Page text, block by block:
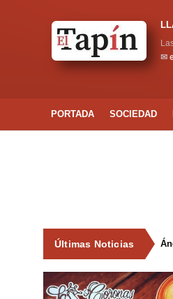
✉
PORTADA SOCIEDAD
Últimas Noticias